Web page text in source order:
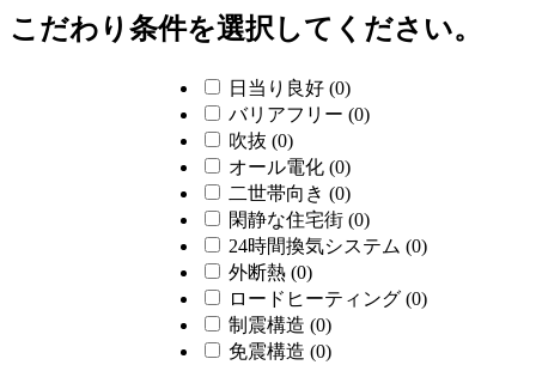
こだわり条件を選択してください。
日当り良好 (0)
バリアフリー (0)
吹抜 (0)
オール電化 (0)
二世帯向き (0)
閑静な住宅街 (0)
24時間換気システム (0)
外断熱 (0)
ロードヒーティング (0)
制震構造 (0)
免震構造 (0)